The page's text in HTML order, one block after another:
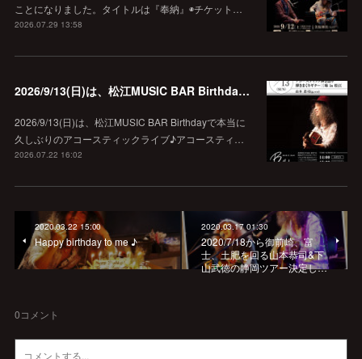
ことになりました。タイトルは『奉納』◉チケット…
2026.07.29 13:58
2026/9/13(日)は、松江MUSIC BAR Birthdayでアコースティック弾き語り弾きまくりギター三昧♪
2026/9/13(日)は、松江MUSIC BAR Birthdayで本当に
久しぶりのアコースティックライブ♪アコースティ…
2026.07.22 16:02
2020.03.22 15:00
Happy birthday to me ♪
2020.03.17 01:30
2020/7/18から御前崎、富
士、土肥を回る山本恭司&下
山武徳の静岡ツアー決定し…
0コメント